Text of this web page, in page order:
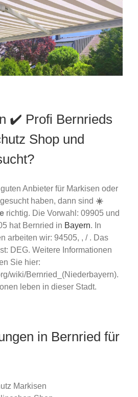
✔️ Profi Bernrieds
Shop und
Anbieter für Markisen oder
haben, dann sind ☀️
richtig. Die Vorwahl: 09905 und
hat Bernried in Bayern. In
arbeiten wir: 94505, , / . Das
DEG. Weitere Informationen
Sie hier:
wiki/Bernried_(Niederbayern).
leben in dieser Stadt.
in Bernried für
Markisen